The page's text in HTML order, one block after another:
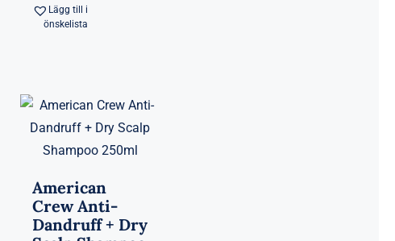
Lägg till i
önskelista
American
Crew Anti-
Dandruff + Dry